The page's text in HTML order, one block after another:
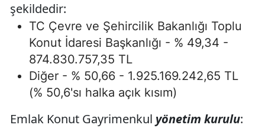
şekildedir:
TC Çevre ve Şehircilik Bakanlığı Toplu
Konut İdaresi Başkanlığı - % 49,34 -
874.830.757,35 TL
Diğer - % 50,66 - 1.925.169.242,65 TL
(% 50,6'sı halka açık kısım)
Emlak Konut Gayrimenkul yönetim kurulu: